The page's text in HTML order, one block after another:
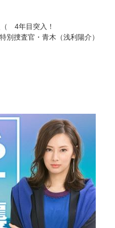
4年目突入！
別捜査官・青木（浅利陽介）